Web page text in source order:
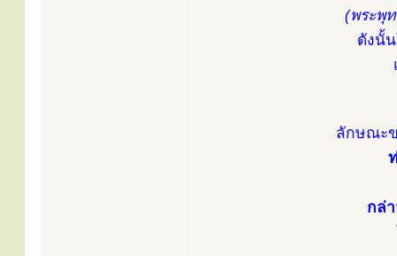
(พระพุ
ดังนั้
ลักษณะ
กล่